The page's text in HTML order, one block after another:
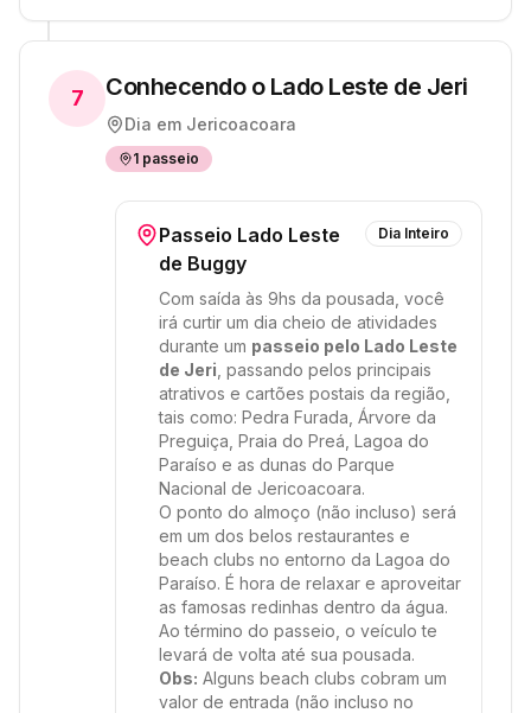
7 Conhecendo o Lado Leste de Jeri
Dia em Jericoacoara
1 passeio
Passeio Lado Leste
de Buggy
Dia Inteiro
Com saída às 9hs da pousada, você
irá curtir um dia cheio de atividades
durante um passeio pelo Lado Leste
de Jeri , passando pelos principais
atrativos e cartões postais da região,
tais como: Pedra Furada, Árvore da
Preguiça, Praia do Preá, Lagoa do
Paraíso e as dunas do Parque
Nacional de Jericoacoara.
O ponto do almoço (não incluso) será
em um dos belos restaurantes e
beach clubs no entorno da Lagoa do
Paraíso. É hora de relaxar e aproveitar
as famosas redinhas dentro da água.
Ao término do passeio, o veículo te
levará de volta até sua pousada.
Obs: Alguns beach clubs cobram um
valor de entrada (não incluso no